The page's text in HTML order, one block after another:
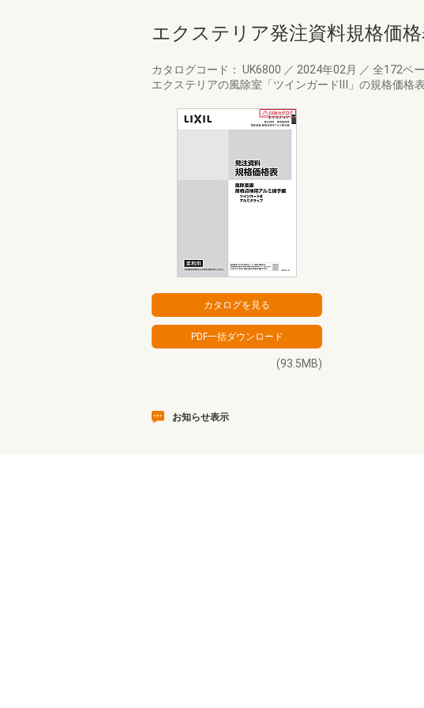
エクステリア発注資料規格価
カタログコード： UK6800 ／ 2024年02月 ／ 全172ペ
エクステリアの風除室「ツインガードⅢ」の規格価格
(93.5MB)
お知らせ表示